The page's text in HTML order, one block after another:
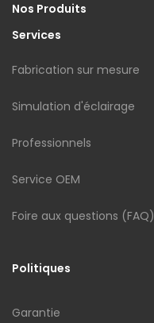
Nos Produits
Services
Fabrication sur mesure
Simulation d'éclairage
Professionnels
Service OEM
Foire aux questions (FAQ)
Politiques
Garantie